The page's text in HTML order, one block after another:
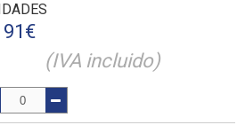
€
(IVA incluido)